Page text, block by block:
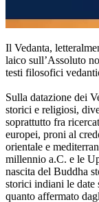
Il Vedanta,
laico sull’Assoluto
testi filosofici
Sulla datazione dei
storici e religiosi,
soprattutto fra
europei, proni al
orientale e
millennio a.C. e le
nascita del Buddha
storici indiani le date
quanto affermato